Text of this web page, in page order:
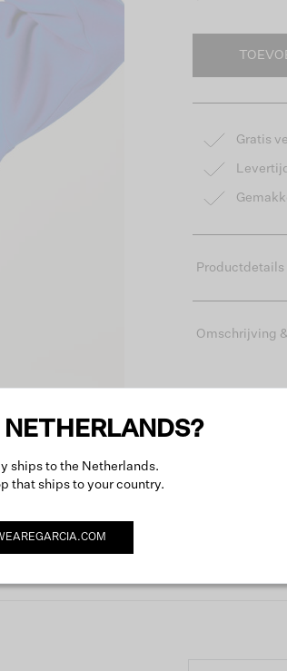
Gratis
Productdetails
Omschrijving
NETHERLANDS?
ships to the Netherlands.
that ships to your country.